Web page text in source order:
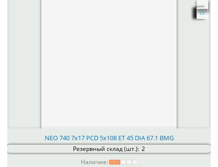
NEO 740 7x17 PCD 5x108 ET 45 DIA 67.1 BMG
Резервный склад (шт.): 2
Наличие: